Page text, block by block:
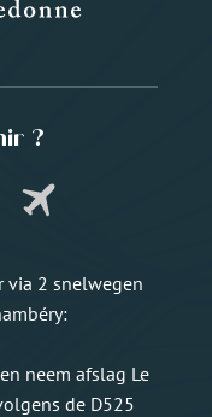
?
via 2 snelwegen
neem afslag Le
de D525